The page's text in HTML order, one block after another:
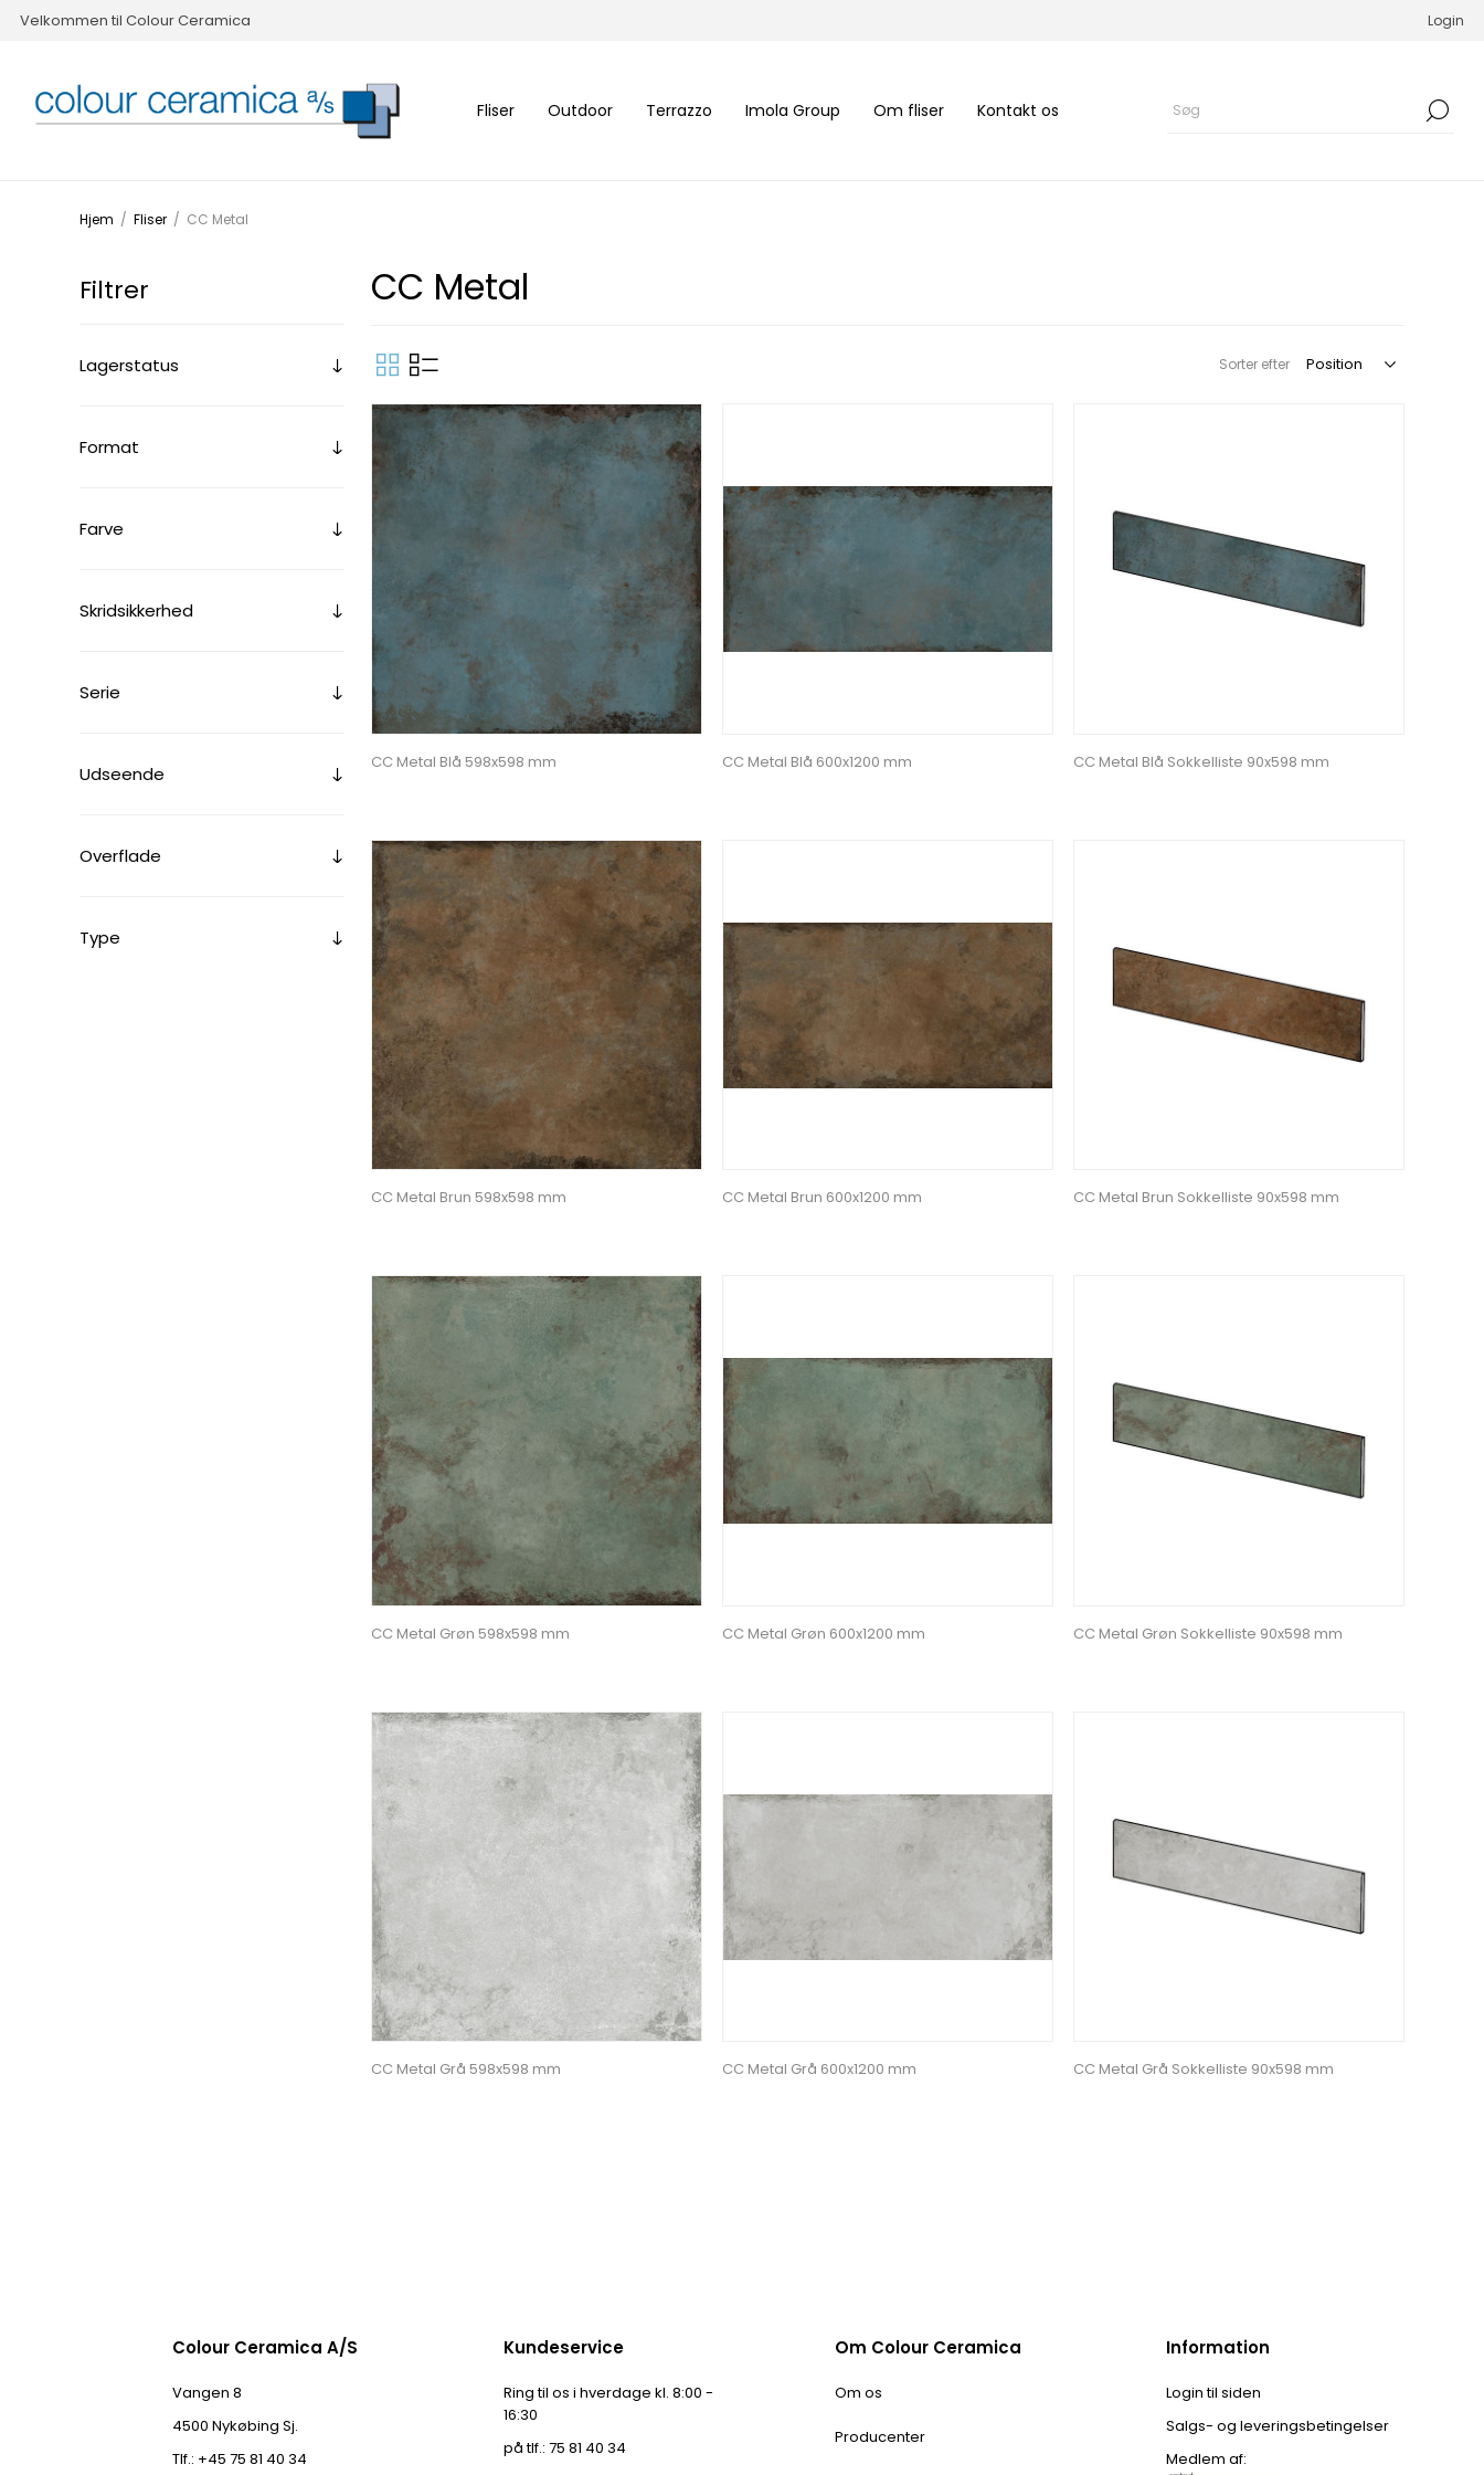
Velkommen til Colour Ceramica Login
Fliser Outdoor Terrazzo Imola Group Om fliser Kontakt os
Hjem / Fliser / CC Metal
Filtrer
Lagerstatus
Format
Farve
Skridsikkerhed
Serie
Udseende
Overflade
Type
CC Metal
Sorter efter
CC Metal Blå 598x598 mm CC Metal Blå 600x1200 mm CC Metal Blå Sokkelliste 90x598 mm
CC Metal Brun 598x598 mm CC Metal Brun 600x1200 mm CC Metal Brun Sokkelliste 90x598 mm
CC Metal Grøn 598x598 mm CC Metal Grøn 600x1200 mm CC Metal Grøn Sokkelliste 90x598 mm
CC Metal Grå 598x598 mm CC Metal Grå 600x1200 mm CC Metal Grå Sokkelliste 90x598 mm
Colour Ceramica A/S
Vangen 8
4500 Nykøbing Sj.
Tlf.: +45 75 81 40 34
Kundeservice
Ring til os i hverdage kl. 8:00 -
16:30
på tlf.: 75 81 40 34
Om Colour Ceramica
Om os
Producenter
Information
Login til siden
Salgs- og leveringsbetingelser
Medlem af: